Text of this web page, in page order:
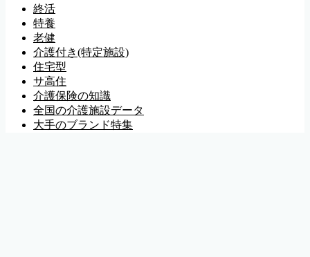
終活
特養
老健
介護付き(特定施設)
住宅型
サ高住
介護保険の知識
全国の介護施設データ
大手のブランド特集